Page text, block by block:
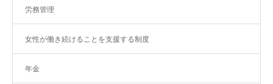
労務管理
女性が働き続けることを支援する制度
年金